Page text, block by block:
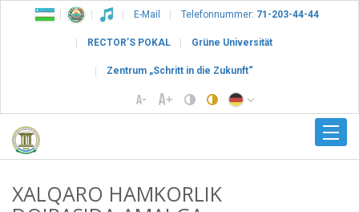
E-Mail Telefonnummer: 71-203-44-44
RECTOR’S POKAL Grüne Universität
Zentrum „Schritt in die Zukunft“
XALQARO HAMKORLIK